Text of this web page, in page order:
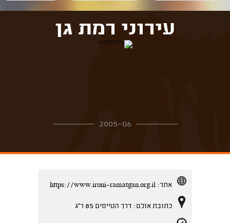
עירוני רמת גן
2005-06
אתר: https://www.ironi-ramatgan.org.il
כתובת אולם: דרך הטייסים 85 ר''ג